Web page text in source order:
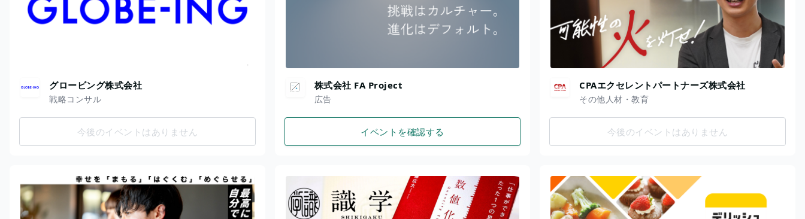
グロービング株式会社
戦略コンサル
今後のイベントはありません
株式会社 FA Project
広告
イベントを確認する
CPAエクセレントパートナーズ株式会社
その他人材・教育
今後のイベントはありません